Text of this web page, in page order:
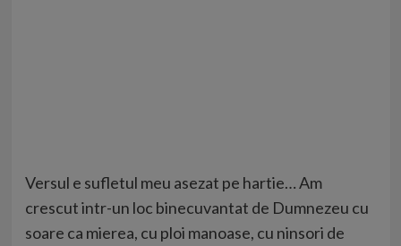
Versul e sufletul meu asezat pe hartie… Am
crescut intr-un loc binecuvantat de Dumnezeu cu
soare ca mierea, cu ploi manoase, cu ninsori de